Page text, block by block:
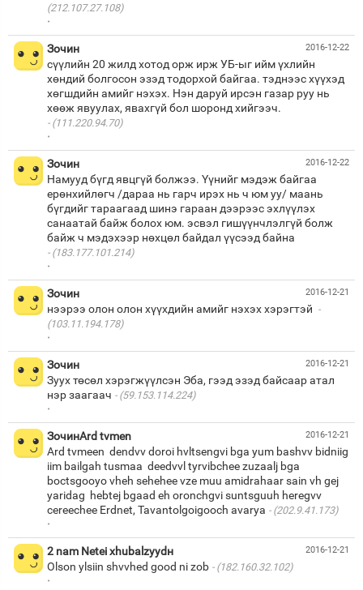
(212.107.27.108)
·
2016-12-22
Зочин
сүүлийн 20 жилд хотод орж ирж УБ-ыг ийм үхлийн
хөндий болгосон эзэд тодорхой байгаа. тэднээс хүүхэд
хөгшдийн амийг нэхэх. Нэн даруй ирсэн газар руу нь
(111.220.94.70)
·
2016-12-22
Зочин
Намууд бүгд явцгүй болжээ. Үүнийг мэдэж байгаа
ерөнхийлөгч /дараа нь гарч ирэх нь ч юм уу/ маань
бүгдийг тараагаад шинэ гараан дээрээс эхлүүлэх
санаатай байж болох юм. эсвэл гишүүнчлэлгүй болж
(183.177.101.214)
·
2016-12-21
Зочин
нээрээ олон олон хүүхдийн амийг нэхэх хэрэгтэй
(103.11.194.178)
·
2016-12-21
Зочин
Зуух төсөл хэрэгжүүлсэн Эба, гээд эзэд байсаар атал
нэр заагаач
(59.153.114.224)
·
2016-12-21
ЗочинArd tvmen
Ard tvmeen dendvv doroi hvltsengvi bga yum bashvv bidniig
iim bailgah tusmaa deedvvl tyrvibchee zuzaalj bga
boctsgooyo vheh sehehee vze muu amidrahaar sain vh gej
yaridag hebtej bgaad eh oronchgvi suntsguuh heregvv
cereechee Erdnet, Tavantolgoigooch avarya
(202.9.41.173)
·
2016-12-21
2 nam Netei xhubalzyydн
Olson ylsiin shvvhed good ni zob
(182.160.32.102)
·